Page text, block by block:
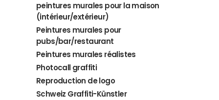
peintures murales pour la maison
(intérieur/extérieur)
Peintures murales pour
pubs/bar/restaurant
Peintures murales réalistes
Photocall graffiti
Reproduction de logo
Schweiz Graffiti-Künstler